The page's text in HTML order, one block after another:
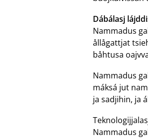
Dábálasj
Nammadus
ållågattjat
båhtusa
Nammadus
máksá jut
ja sadjihin, ja
Nammadus